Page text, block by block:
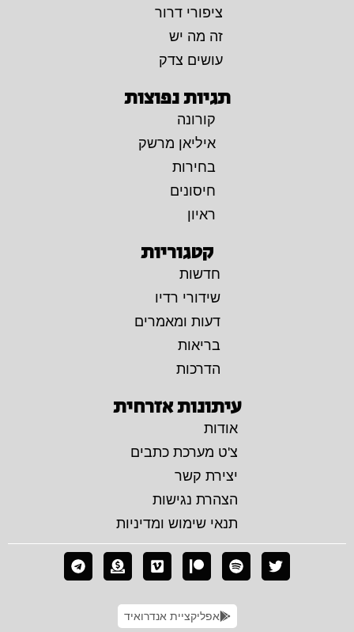
ציפורי דרור
זה מה יש
עושים צדק
תגיות נפוצות
קורונה
איליאן מרשק
בחירות
חיסונים
ראיון
קטגוריות
חדשות
שידורי רדיו
דעות ומאמרים
בריאות
הדרכות
עיתונות אזרחית
אודות
צ'ט מערכת כתבים
יצירת קשר
הצהרת נגישות
תנאי שימוש ומדיניות
אפליקציית אנדרואיד